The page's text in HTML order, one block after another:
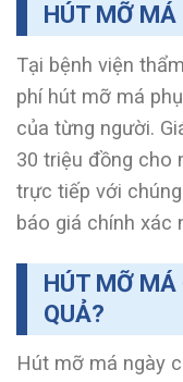
HÚT MỠ
Tại bệnh viện
phí hút mỡ má
của từng người.
30 triệu đồng cho
trực tiếp với
báo giá chính xác
HÚT MỠ
QUẢ?
Hút mỡ má ngày